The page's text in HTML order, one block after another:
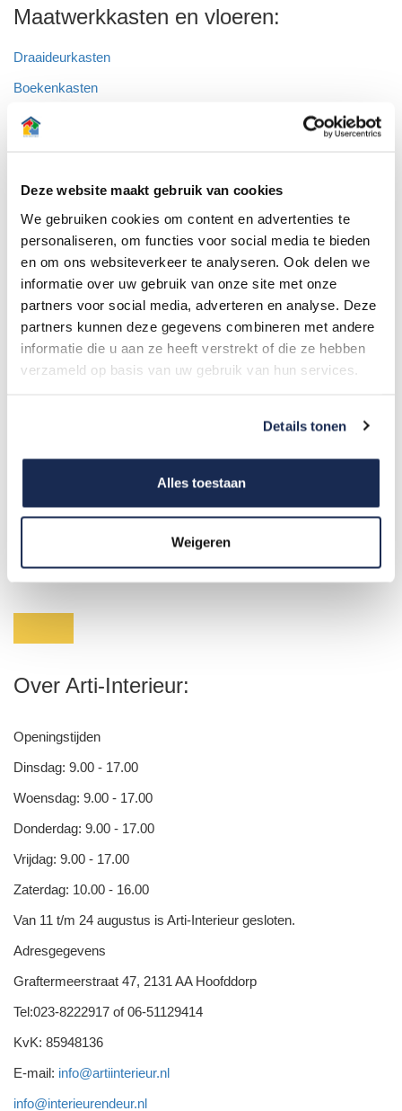
Deze website maakt gebruik van cookies
We gebruiken cookies om content en advertenties te
personaliseren, om functies voor social media te bieden
en om ons websiteverkeer te analyseren. Ook delen we
informatie over uw gebruik van onze site met onze
partners voor social media, adverteren en analyse. Deze
partners kunnen deze gegevens combineren met andere
informatie die u aan ze heeft verstrekt of die ze hebben
verzameld op basis van uw gebruik van hun services.
Details tonen
Alles toestaan
Weigeren
Maatwerkkasten en vloeren:
Draaideurkasten
Boekenkasten
Wandkasten
Hoekkasten
Garderobekasten
Wasmachinekasten
Televisiekasten
Openhaardkasten
Over Arti-Interieur:
Openingstijden
Dinsdag: 9.00 - 17.00
Woensdag: 9.00 - 17.00
Donderdag: 9.00 - 17.00
Vrijdag: 9.00 - 17.00
Zaterdag: 10.00 - 16.00
Van 11 t/m 24 augustus is Arti-Interieur gesloten.
Adresgegevens
Graftermeerstraat 47, 2131 AA Hoofddorp
Tel:023-8222917 of 06-51129414
KvK: 85948136
E-mail: info@artiinterieur.nl
info@interieurendeur.nl